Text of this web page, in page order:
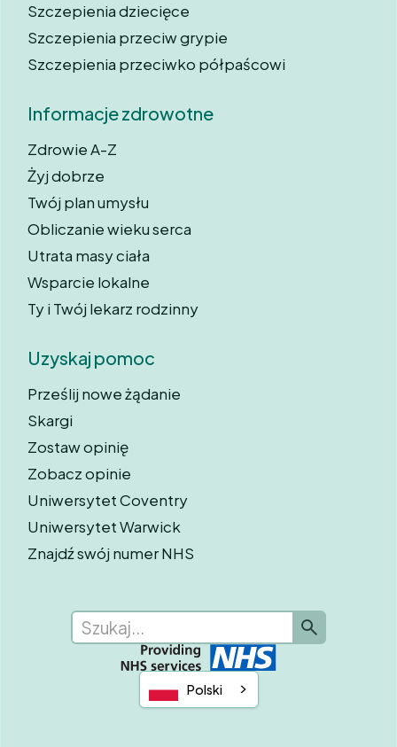
Szczepienia dziecięce
Szczepienia przeciw grypie
Szczepienia przeciwko półpaścowi
Informacje zdrowotne
Zdrowie A-Z
Żyj dobrze
Twój plan umysłu
Obliczanie wieku serca
Utrata masy ciała
Wsparcie lokalne
Ty i Twój lekarz rodzinny
Uzyskaj pomoc
Prześlij nowe żądanie
Skargi
Zostaw opinię
Zobacz opinie
Uniwersytet Coventry
Uniwersytet Warwick
Znajdź swój numer NHS
Polski